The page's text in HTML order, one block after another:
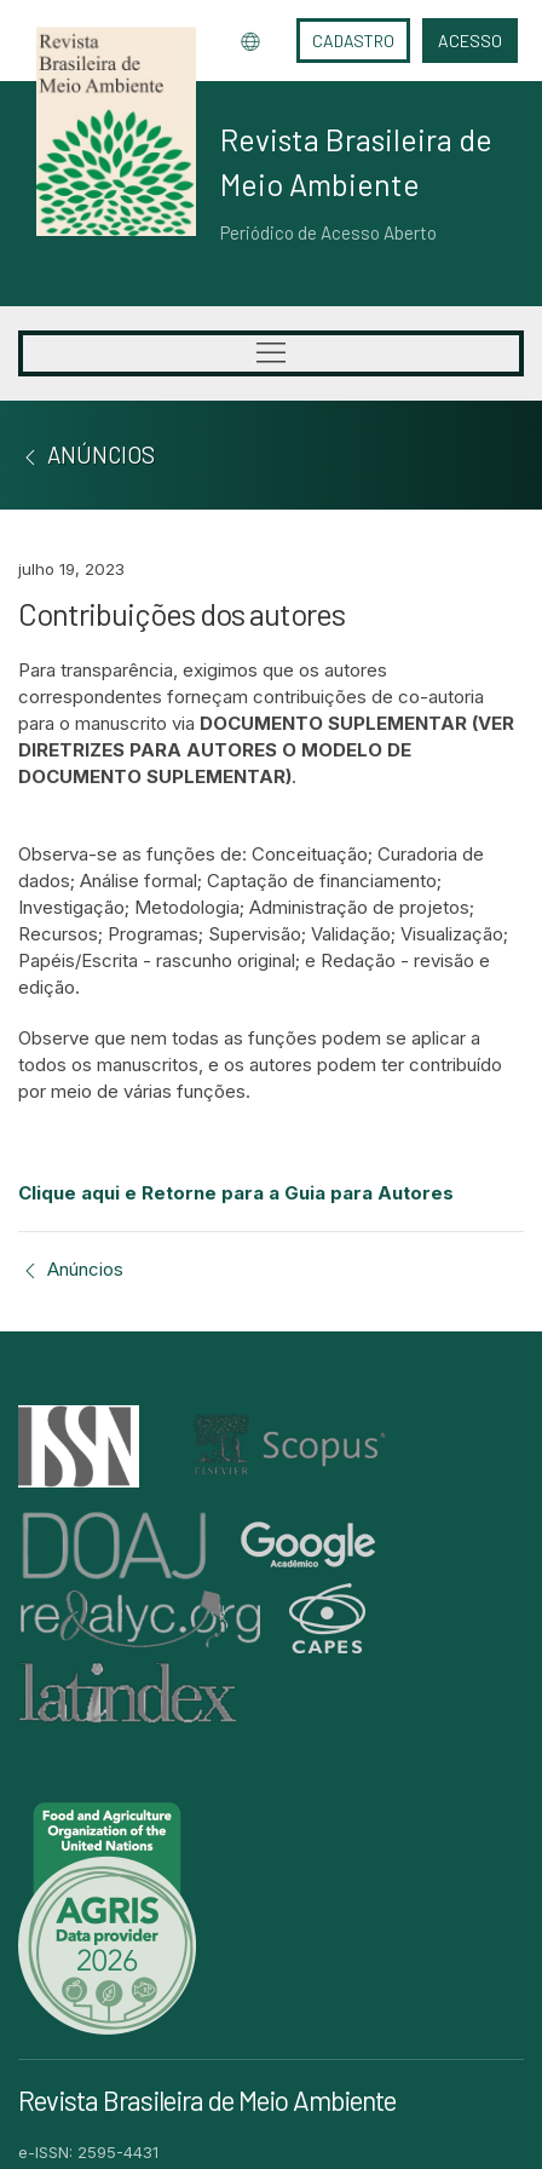
CADASTRO ACESSO
Revista Brasileira de
Meio Ambiente
Periódico de Acesso Aberto
ANÚNCIOS
julho 19, 2023
Contribuições dos autores
Para transparência, exigimos que os autores
correspondentes forneçam contribuições de co-autoria
para o manuscrito via DOCUMENTO SUPLEMENTAR (VER
DIRETRIZES PARA AUTORES O MODELO DE
DOCUMENTO SUPLEMENTAR).
Observa-se as funções de: Conceituação; Curadoria de
dados; Análise formal; Captação de financiamento;
Investigação; Metodologia; Administração de projetos;
Recursos; Programas; Supervisão; Validação; Visualização;
Papéis/Escrita - rascunho original; e Redação - revisão e
edição.
Observe que nem todas as funções podem se aplicar a
todos os manuscritos, e os autores podem ter contribuído
por meio de várias funções.
Clique aqui e Retorne para a Guia para Autores
Anúncios
Revista Brasileira de Meio Ambiente
e-ISSN: 2595-4431